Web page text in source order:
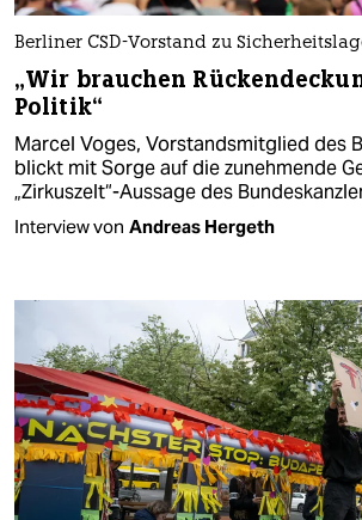
Berliner CSD-Vorstand zu
„Wir brauchen
Politik“
Marcel Voges, Vorstandsmitglied des
blickt mit Sorge auf die zunehmende
„Zirkuszelt“-Aussage des
Interview von Andreas Hergeth